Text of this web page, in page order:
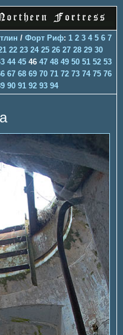
/ Форт Риф: 1 2 3 4 5 6 7
22 23 24 25 26 27 28 29 30
44 45 46 47 48 49 50 51 52 53
67 68 69 70 71 72 73 74 75 76
90 91 92 93 94